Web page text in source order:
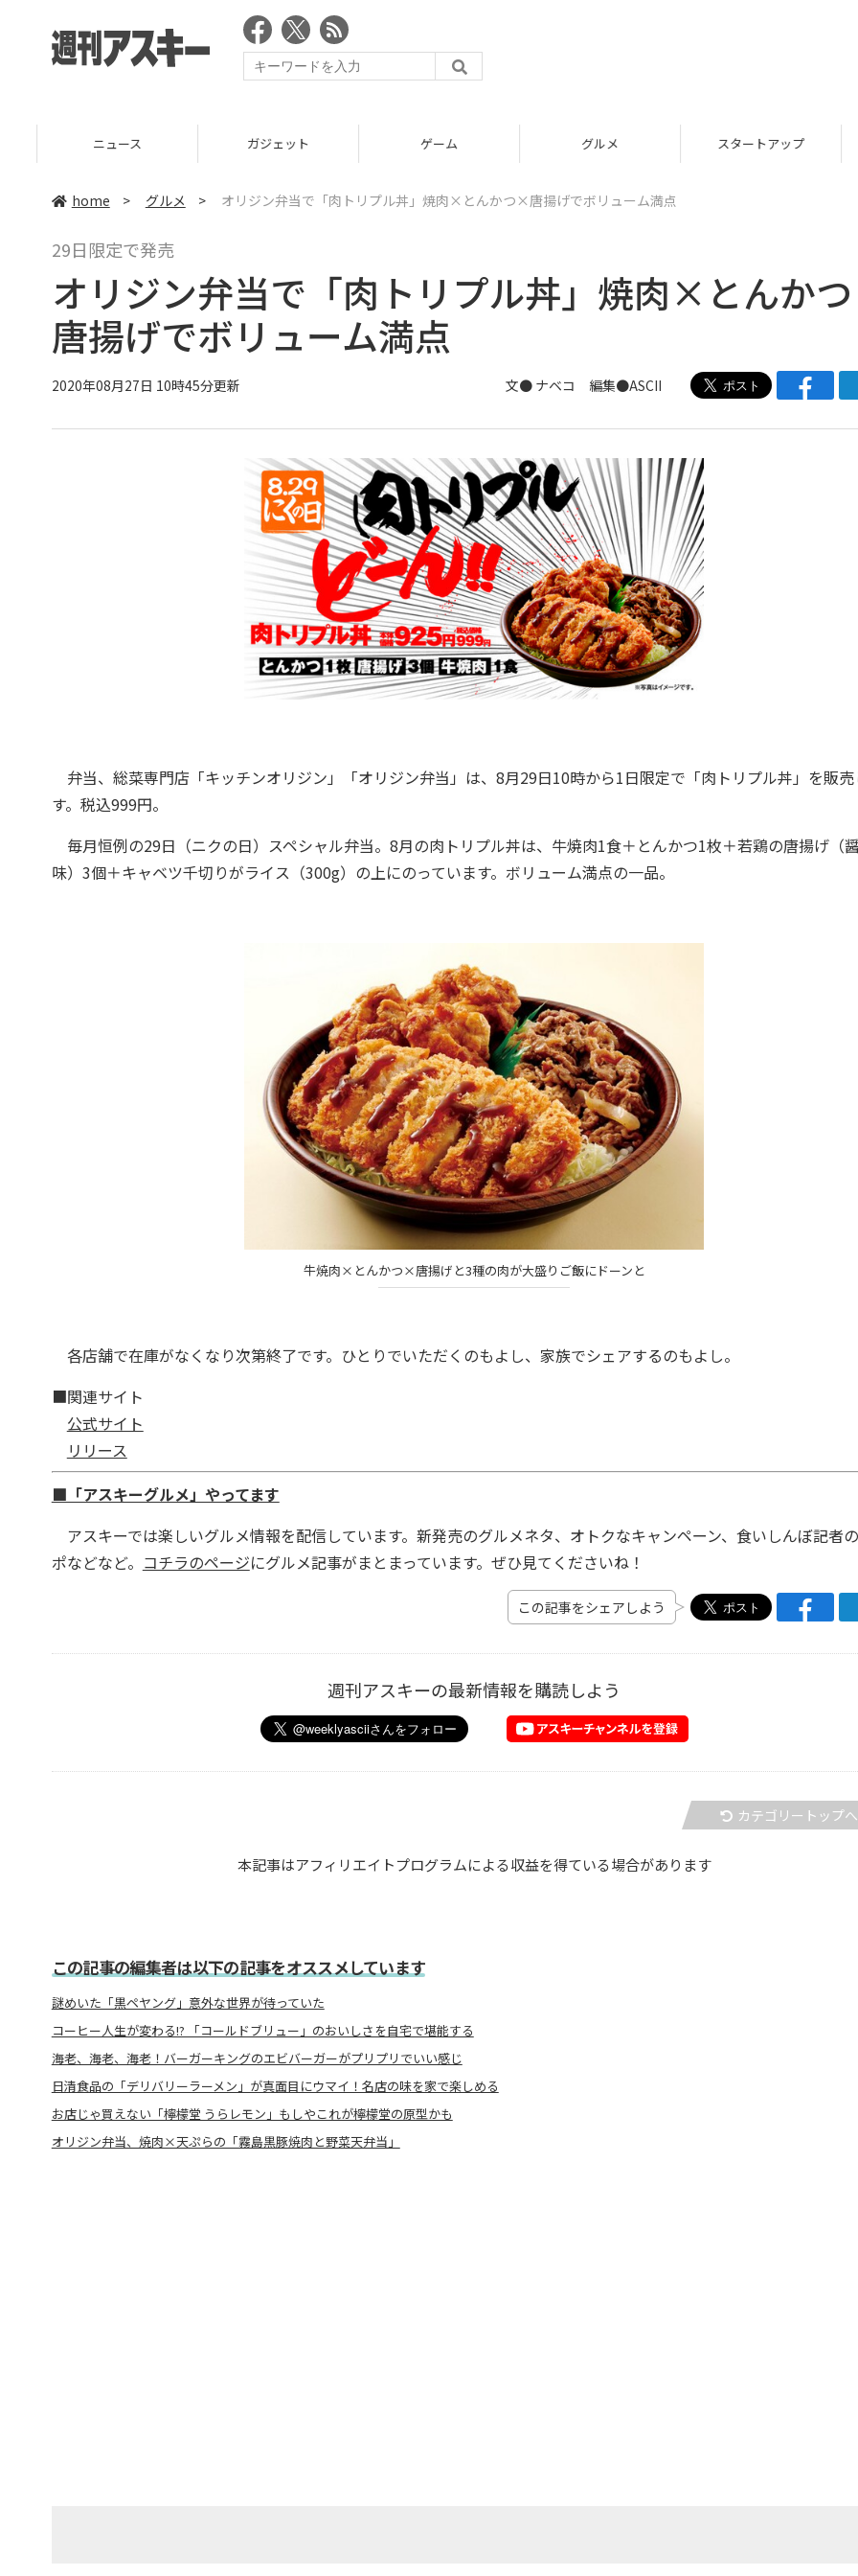
ニュース ガジェット スタートアップ
home > グルメ > オリジン弁当で「肉トリプル丼」焼肉×とんかつ×唐揚げでボリューム満点
29日限定で発売
オリジン弁当で「肉トリプル丼」焼肉×とんか
唐揚げでボリューム満点
2020年08月27日 10時45分更新 文● ナベコ 編集●ASCII
弁当、総菜専門店「キッチンオリジン」「オリジン弁当」は、8月29日10時から1日限定で「肉トリプル丼」を販
す。税込999円。
毎月恒例の29日（ニクの日）スペシャル弁当。8月の肉トリプル丼は、牛焼肉1食＋とんかつ1枚＋若鶏の唐揚げ（
味）3個＋キャベツ千切りがライス（300g）の上にのっています。ボリューム満点の一品。
牛焼肉×とんかつ×唐揚げと3種の肉が大盛りご飯にドーンと
各店舗で在庫がなくなり次第終了です。ひとりでいただくのもよし、家族でシェアするのもよし。
■関連サイト
公式サイト
リリース
■「アスキーグルメ」やってます
アスキーでは楽しいグルメ情報を配信しています。新発売のグルメネタ、オトクなキャンペーン、食いしんぼ記者
ポなどなど。 コチラのページにグルメ記事がまとまっています。ぜひ見てくださいね！
この記事をシェアしよう
週刊アスキーの最新情報を購読しよう
カテゴリートップへ
本記事はアフィリエイトプログラムによる収益を得ている場合があります
この記事の編集者は以下の記事をオススメしています
謎めいた「黒ペヤング」意外な世界が待っていた
コーヒー人生が変わる!? 「コールドブリュー」のおいしさを自宅で堪能する
海老、海老、海老！バーガーキングのエビバーガーがプリプリでいい感じ
日清食品の「デリバリーラーメン」が真面目にウマイ！名店の味を家で楽しめる
お店じゃ買えない「檸檬堂 うらレモン」もしやこれが檸檬堂の原型かも
オリジン弁当、焼肉×天ぷらの「霧島黒豚焼肉と野菜天弁当」